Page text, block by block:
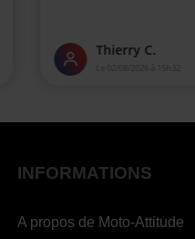
INFORMATIONS
A propos de Moto-Attitude